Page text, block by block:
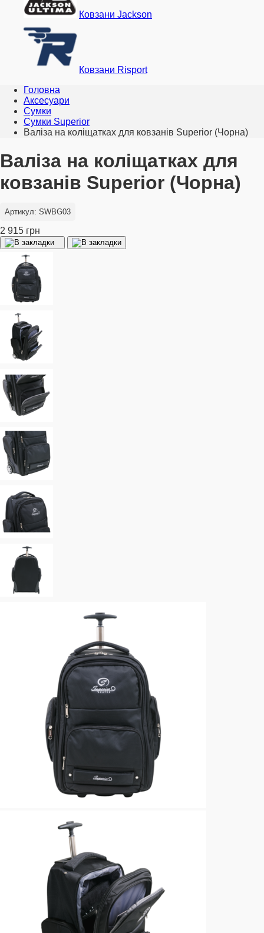
Ковзани Jackson
Ковзани Risport
Головна
Аксесуари
Сумки
Сумки Superior
Валіза на коліщатках для ковзанів Superior (Чорна)
Валіза на коліщатках для
ковзанів Superior (Чорна)
Артикул: SWBG03
2 915 грн